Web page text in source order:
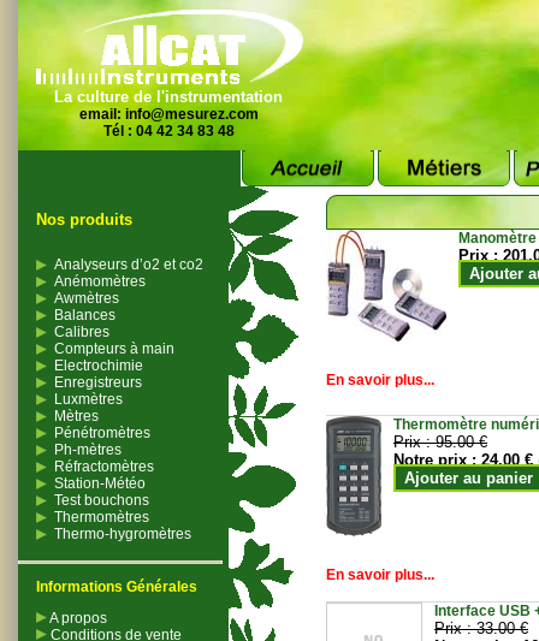
La culture de l'instrumentation
email: info@mesurez.com
Tél : 04 42 34 83 48
Nos produits
Analyseurs d’o2 et co2
Anémomètres
Awmètres
Balances
Calibres
Compteurs à main
Electrochimie
Enregistreurs
Luxmètres
Mètres
Pénétromètres
Ph-mètres
Réfractomètres
Station-Météo
Test bouchons
Thermomètres
Thermo-hygromètres
Informations Générales
A propos
Conditions de vente
Prix :
Ajouter
En savoir plus...
Thermomètre
Prix :95.00 €
Notre prix :24.00 €
Ajouter au panier
En savoir plus...
Interface USB
Prix :33.00 €